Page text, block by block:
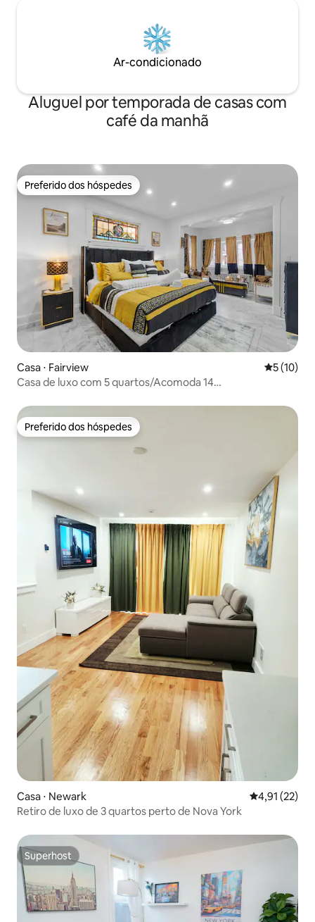
Ar-condicionado
Aluguel por temporada de casas com
café da manhã
Preferido dos hóspedes
Preferido dos hóspedes
Casa ⋅ Fairview 5 de uma
5 (10)
Casa de luxo com 5 quartos/Acomoda 14
Preferido dos hóspedes
Preferido dos hóspedes
Casa ⋅ Newark 4,91 de uma
4,91 (22)
Retiro de luxo de 3 quartos perto de Nova York
Superhost
Superhost